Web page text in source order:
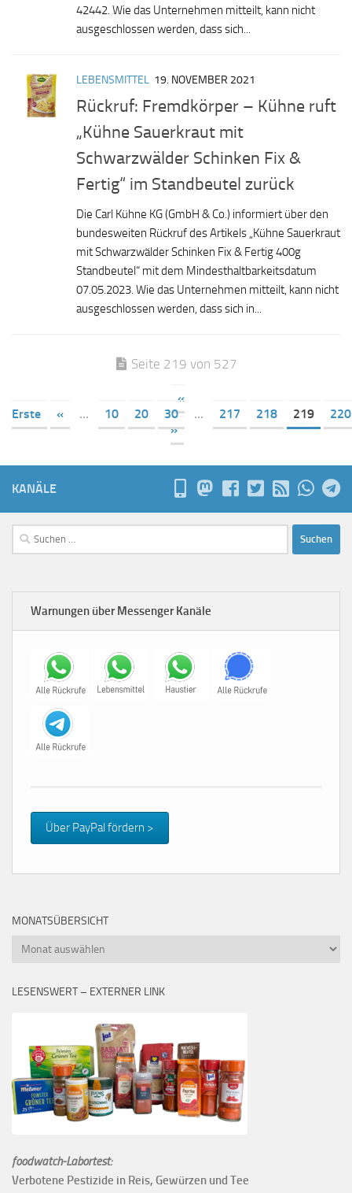
42442. Wie das Unternehmen mitteilt, kann nicht
ausgeschlossen werden, dass sich...
LEBENSMITTEL 19. NOVEMBER 2021
Rückruf: Fremdkörper – Kühne ruft
„Kühne Sauerkraut mit
Schwarzwälder Schinken Fix &
Fertig“ im Standbeutel zurück
Die Carl Kühne KG (GmbH & Co.) informiert über den
bundesweiten Rückruf des Artikels „Kühne Sauerkraut
mit Schwarzwälder Schinken Fix & Fertig 400g
Standbeutel“ mit dem Mindesthaltbarkeitsdatum
07.05.2023. Wie das Unternehmen mitteilt, kann nicht
ausgeschlossen werden, dass sich in...
Seite 219 von 527
«
Erste
« ... 10 20 30 ... 217 218 219
220
»
KANÄLE
Suchen
nach:
Warnungen über Messenger Kanäle
Über PayPal fördern >
MONATSÜBERSICHT
Monatsübersicht
LESENSWERT – EXTERNER LINK
foodwatch-Labortest:
Verbotene Pestizide in Reis, Gewürzen und Tee